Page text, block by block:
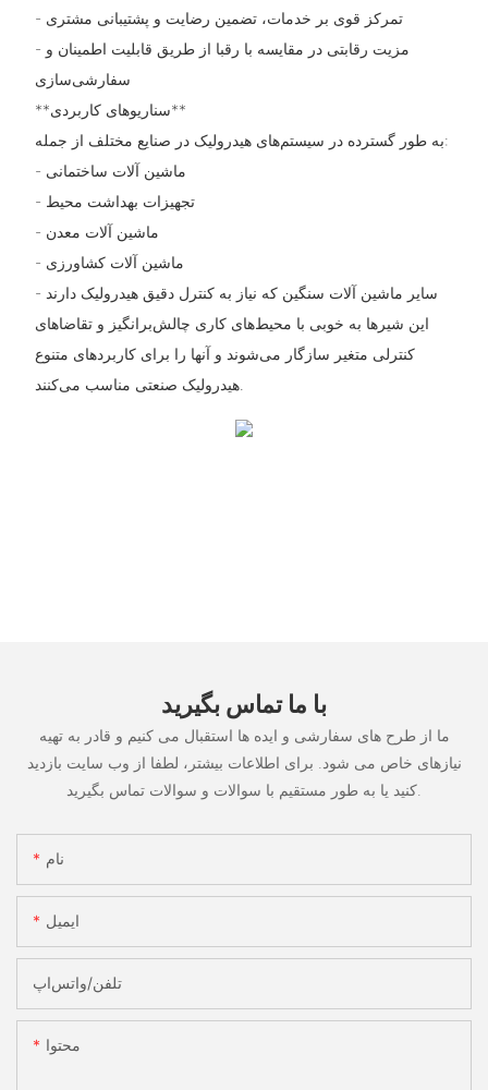
- تمرکز قوی بر خدمات، تضمین رضایت و پشتیبانی مشتری
- مزیت رقابتی در مقایسه با رقبا از طریق قابلیت اطمینان و
سفارشی‌سازی
**سناریوهای کاربردی**
به طور گسترده در سیستم‌های هیدرولیک در صنایع مختلف از جمله:
- ماشین آلات ساختمانی
- تجهیزات بهداشت محیط
- ماشین آلات معدن
- ماشین آلات کشاورزی
- سایر ماشین آلات سنگین که نیاز به کنترل دقیق هیدرولیک دارند
این شیرها به خوبی با محیط‌های کاری چالش‌برانگیز و تقاضاهای
کنترلی متغیر سازگار می‌شوند و آنها را برای کاربردهای متنوع
هیدرولیک صنعتی مناسب می‌کنند.
با ما تماس بگیرید
ما از طرح های سفارشی و ایده ها استقبال می کنیم و قادر به تهیه
نیازهای خاص می شود. برای اطلاعات بیشتر، لطفا از وب سایت بازدید
نام
ایمیل
تلفن/واتس‌اپ
محتوا